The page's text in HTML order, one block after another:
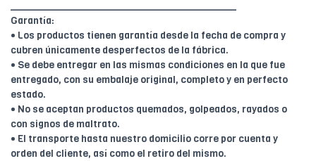
Garantía:
• Los productos tienen garantía desde la fecha de compra y
cubren únicamente desperfectos de la fábrica.
• Se debe entregar en las mismas condiciones en la que fue
entregado, con su embalaje original, completo y en perfecto
estado.
• No se aceptan productos quemados, golpeados, rayados o
con signos de maltrato.
• El transporte hasta nuestro domicilio corre por cuenta y
orden del cliente, así como el retiro del mismo.